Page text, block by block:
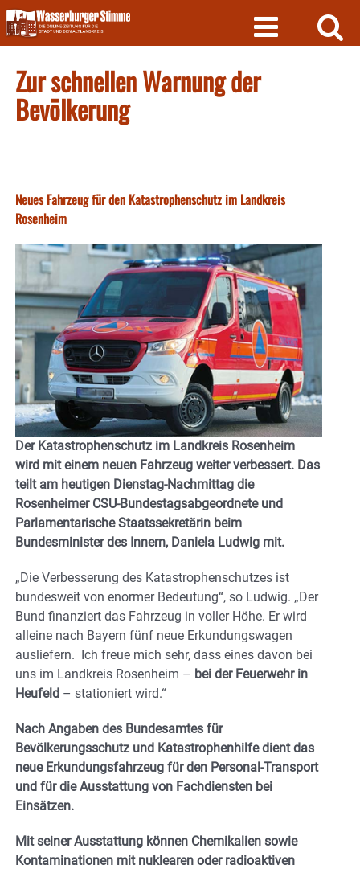
Skip
to
content
Zur schnellen Warnung der
Bevölkerung
Neues Fahrzeug für den Katastrophenschutz im Landkreis
Rosenheim
Der Katastrophenschutz im Landkreis Rosenheim
wird mit einem neuen Fahrzeug weiter verbessert. Das
teilt am heutigen Dienstag-Nachmittag die
Rosenheimer CSU-Bundestagsabgeordnete und
Parlamentarische Staatssekretärin beim
Bundesminister des Innern, Daniela Ludwig mit.
„Die Verbesserung des Katastrophenschutzes ist
bundesweit von enormer Bedeutung“, so Ludwig. „Der
Bund finanziert das Fahrzeug in voller Höhe. Er wird
alleine nach Bayern fünf neue Erkundungswagen
ausliefern. Ich freue mich sehr, dass eines davon bei
uns im Landkreis Rosenheim – bei der Feuerwehr in
Heufeld – stationiert wird.“
Nach Angaben des Bundesamtes für
Bevölkerungsschutz und Katastrophenhilfe dient das
neue Erkundungsfahrzeug für den Personal-Transport
und für die Ausstattung von Fachdiensten bei
Einsätzen.
Mit seiner Ausstattung können Chemikalien sowie
Kontaminationen mit nuklearen oder radioaktiven